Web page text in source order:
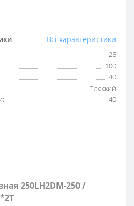
Всі характеристики
25
100
40
Плоский
40
250LH2DM-250 /